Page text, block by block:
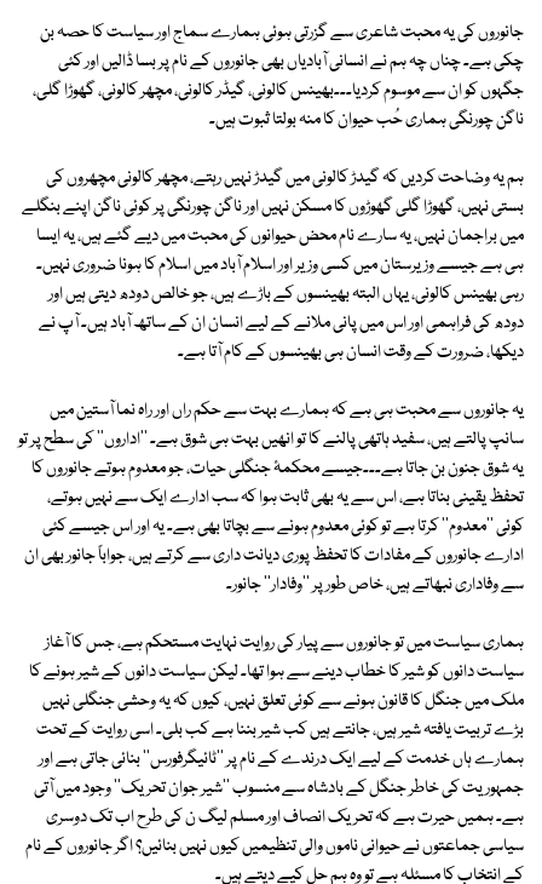
جانوروں کی یہ محبت شاعری سے گزرتی ہوئی ہمارے سماج اور سیاست کا حصہ بن
چکی ہے۔ چناں چہ ہم نے انسانی آبادیاں بھی جانوروں کے نام پر بسا ڈالیں اور کئی
جگہوں کو ان سے موسوم کردیا۔۔۔بھینس کالونی، گیڈر کالونی، مچھر کالونی، گھوڑا گلی،
ناگن چورنگی ہماری حُب حیوان کا منہ بولتا ثبوت ہیں۔
ہم یہ وضاحت کردیں کہ گیدڑ کالونی میں گیدڑ نہیں رہتے، مچھر کالونی مچھروں کی
بستی نہیں، گھوڑا گلی گھوڑوں کا مسکن نہیں اور ناگن چورنگی پر کوئی ناگن اپنے بنگلے
میں براجمان نہیں، یہ سارے نام محض حیوانوں کی محبت میں دیے گئے ہیں، یہ ایسا
ہی ہے جیسے وزیرستان میں کسی وزیر اور اسلام آباد میں اسلام کا ہونا ضروری نہیں۔
رہی بھینس کالونی، یہاں البتہ بھینسوں کے باڑے ہیں، جو خالص دودھ دیتی ہیں اور
دودھ کی فراہمی اور اس میں پانی ملانے کے لیے انسان ان کے ساتھ آباد ہیں۔ آپ نے
دیکھا، ضرورت کے وقت انسان ہی بھینسوں کے کام آتا ہے۔
یہ جانوروں سے محبت ہی ہے کہ ہمارے بہت سے حکم راں اور راہ نما آستین میں
سانپ پالتے ہیں، سفید ہاتھی پالنے کا تو انھیں بہت ہی شوق ہے۔ ''اداروں'' کی سطح پر تو
یہ شوق جنون بن جاتا ہے۔۔۔جیسے محکمۂ جنگلی حیات، جو معدوم ہوتے جانوروں کا
تحفظ یقینی بناتا ہے، اس سے یہ بھی ثابت ہوا کہ سب ادارے ایک سے نہیں ہوتے،
کوئی ''معدوم'' کرتا ہے تو کوئی معدوم ہونے سے بچاتا بھی ہے۔ یہ اور اس جیسے کئی
ادارے جانوروں کے مفادات کا تحفظ پوری دیانت داری سے کرتے ہیں، جواباً جانور بھی ان
سے وفاداری نبھاتے ہیں، خاص طور پر ''وفادار'' جانور۔
ہماری سیاست میں تو جانوروں سے پیار کی روایت نہایت مستحکم ہے، جس کا آغاز
سیاست دانوں کو شیر کا خطاب دینے سے ہوا تھا۔ لیکن سیاست دانوں کے شیر ہونے کا
ملک میں جنگل کا قانون ہونے سے کوئی تعلق نہیں، کیوں کہ یہ وحشی جنگلی نہیں
بڑے تربیت یافتہ شیر ہیں، جانتے ہیں کب شیر بننا ہے کب بلی۔ اسی روایت کے تحت
ہمارے ہاں خدمت کے لیے ایک درندے کے نام پر ''ٹائیگرفورس'' بنائی جاتی ہے اور
جمہوریت کی خاطر جنگل کے بادشاہ سے منسوب ''شیر جوان تحریک'' وجود میں آتی
ہے۔ ہمیں حیرت ہے کہ تحریک انصاف اور مسلم لیگ ن کی طرح اب تک دوسری
سیاسی جماعتوں نے حیوانی ناموں والی تنظیمیں کیوں نہیں بنائیں؟ اگر جانوروں کے نام
کے انتخاب کا مسئلہ ہے تو وہ ہم حل کیے دیتے ہیں۔